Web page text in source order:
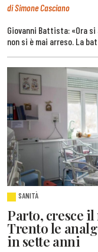
di Simone Casciano
Giovanni Battista: «Ora
non si è mai arreso. La
SANITÀ
Parto, cresce
Trento le
in sette anni